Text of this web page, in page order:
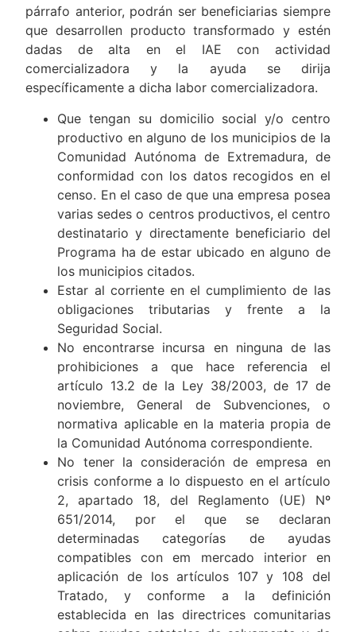
párrafo anterior, podrán ser beneficiarias siempre
que desarrollen producto transformado y estén
dadas de alta en el IAE con actividad
comercializadora y la ayuda se dirija
específicamente a dicha labor comercializadora.
Que tengan su domicilio social y/o centro
productivo en alguno de los municipios de la
Comunidad Autónoma de Extremadura, de
conformidad con los datos recogidos en el
censo. En el caso de que una empresa posea
varias sedes o centros productivos, el centro
destinatario y directamente beneficiario del
Programa ha de estar ubicado en alguno de
los municipios citados.
Estar al corriente en el cumplimiento de las
obligaciones tributarias y frente a la
Seguridad Social.
No encontrarse incursa en ninguna de las
prohibiciones a que hace referencia el
artículo 13.2 de la Ley 38/2003, de 17 de
noviembre, General de Subvenciones, o
normativa aplicable en la materia propia de
la Comunidad Autónoma correspondiente.
No tener la consideración de empresa en
crisis conforme a lo dispuesto en el artículo
2, apartado 18, del Reglamento (UE) Nº
651/2014, por el que se declaran
determinadas categorías de ayudas
compatibles con em mercado interior en
aplicación de los artículos 107 y 108 del
Tratado, y conforme a la definición
establecida en las directrices comunitarias